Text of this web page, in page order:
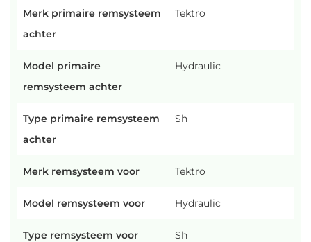
Merk primaire remsysteem
achter
Tektro
Model primaire
remsysteem achter
Hydraulic
Type primaire remsysteem
achter
Sh
Merk remsysteem voor Tektro
Model remsysteem voor Hydraulic
Type remsysteem voor Sh